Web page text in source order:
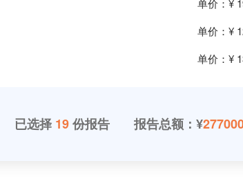
单价：¥
单价：¥
单价：¥
已选择 19份报告 报告总额：¥